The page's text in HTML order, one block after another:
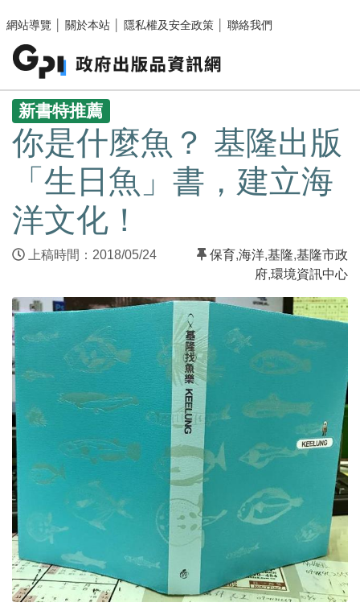
網站導覽
關於本站 隱私權及安全政策 聯絡我們
:::
新書特推薦
你是什麼魚？ 基隆出版
「生日魚」書，建立海
洋文化！
上稿時間：2018/05/24 保育,海洋,基隆,基隆市政
府,環境資訊中心